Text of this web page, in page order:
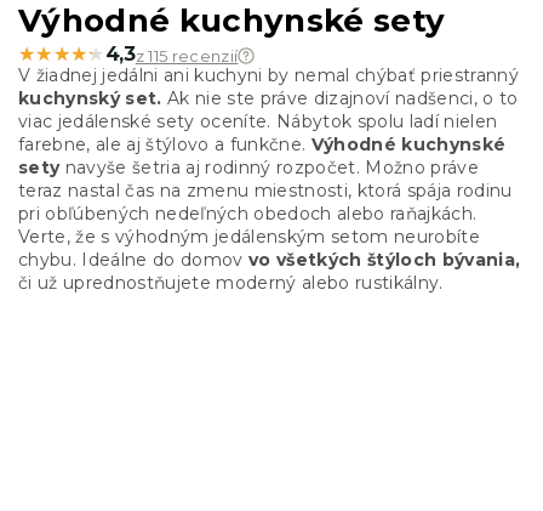
Výhodné kuchynské sety
★★★★★
★★★★★ 4,3z 115 recenzií
V žiadnej jedálni ani kuchyni by nemal chýbať priestranný
kuchynský set. Ak nie ste práve dizajnoví nadšenci, o to
viac jedálenské sety oceníte. Nábytok spolu ladí nielen
farebne, ale aj štýlovo a funkčne. Výhodné kuchynské
setynavyše šetria aj rodinný rozpočet. Možno práve
teraz nastal čas na zmenu miestnosti, ktorá spája rodinu
pri obľúbených nedeľných obedoch alebo raňajkách.
Verte, že s výhodným jedálenským setom neurobíte
chybu. Ideálne do domov vo všetkých štýloch bývania,
či už uprednostňujete moderný alebo rustikálny.